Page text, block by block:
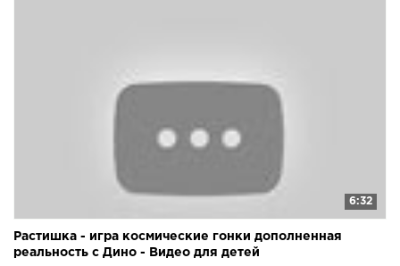
6:32
Растишка - игра космические гонки дополненная
реальность с Дино - Видео для детей